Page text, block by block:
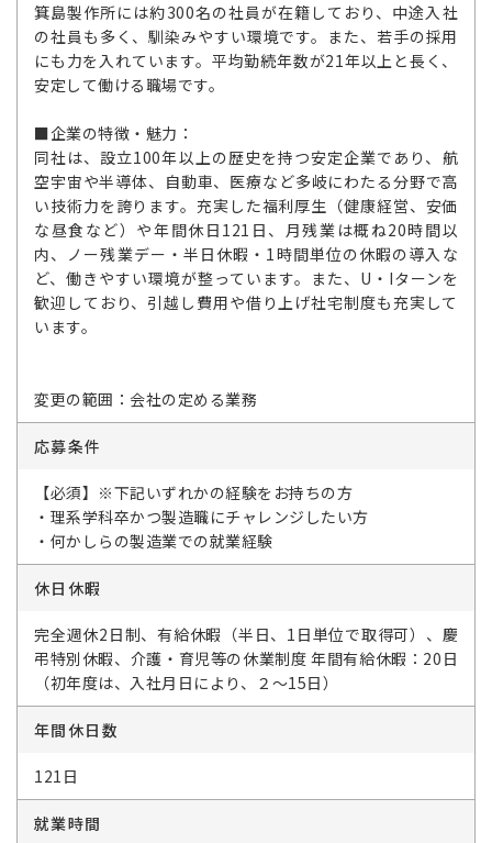
箕島製作所には約300名の社員が在籍しており、中途入社
の社員も多く、馴染みやすい環境です。また、若手の採用
にも力を入れています。平均勤続年数が21年以上と長く、
安定して働ける職場です。
■企業の特徴・魅力：
同社は、設立100年以上の歴史を持つ安定企業であり、航
空宇宙や半導体、自動車、医療など多岐にわたる分野で高
い技術力を誇ります。充実した福利厚生（健康経営、安価
な昼食など）や年間休日121日、月残業は概ね20時間以
内、ノー残業デー・半日休暇・1時間単位の休暇の導入な
ど、働きやすい環境が整っています。また、U・Iターンを
歓迎しており、引越し費用や借り上げ社宅制度も充実して
います。
変更の範囲：会社の定める業務
応募条件
【必須】※下記いずれかの経験をお持ちの方
・理系学科卒かつ製造職にチャレンジしたい方
・何かしらの製造業での就業経験
休日休暇
完全週休2日制、有給休暇（半日、1日単位で取得可）、慶
弔特別休暇、介護・育児等の休業制度 年間有給休暇：20日
（初年度は、入社月日により、２～15日）
年間休日数
121日
就業時間